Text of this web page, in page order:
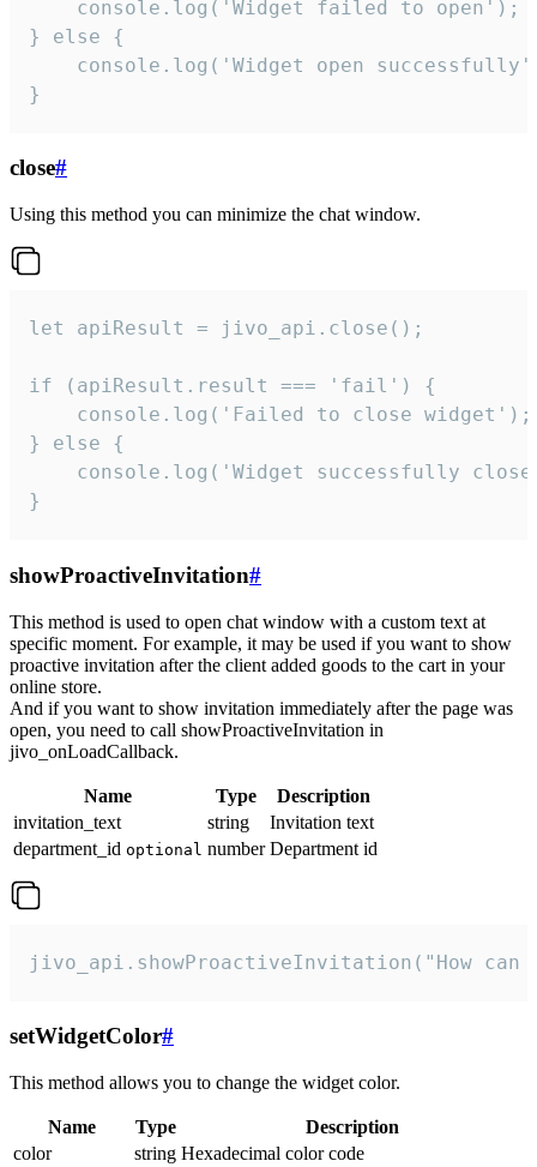
    console.log('Widget failed to open');
} else {
console.log('Widget open
}
close#
Using this method you can minimize the chat window.
let apiResult = jivo_api.close();
if (apiResult.result === 'fail') {
    console.log('Failed to close widget');
} else {
console.log('Widget successfully
}
showProactiveInvitation#
This method is used to open chat window with a custom text at
specific moment. For example, it may be used if you want to show
proactive invitation after the client added goods to the cart in your
online store.
And if you want to show invitation immediately after the page was
open, you need to call showProactiveInvitation in
jivo_onLoadCallback.
Name Type
Description
invitation_text
string
Invitation text
department_id optional number Department id
jivo_api.showProactiveInvitation("How
setWidgetColor#
This method allows you to change the widget color.
Name Type
Description
color
string Hexadecimal color code